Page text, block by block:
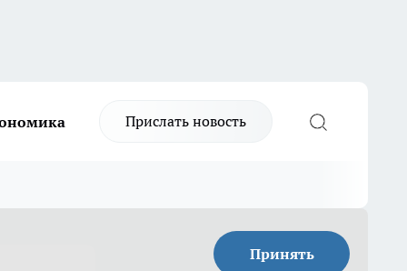
Прислать новость
Принять